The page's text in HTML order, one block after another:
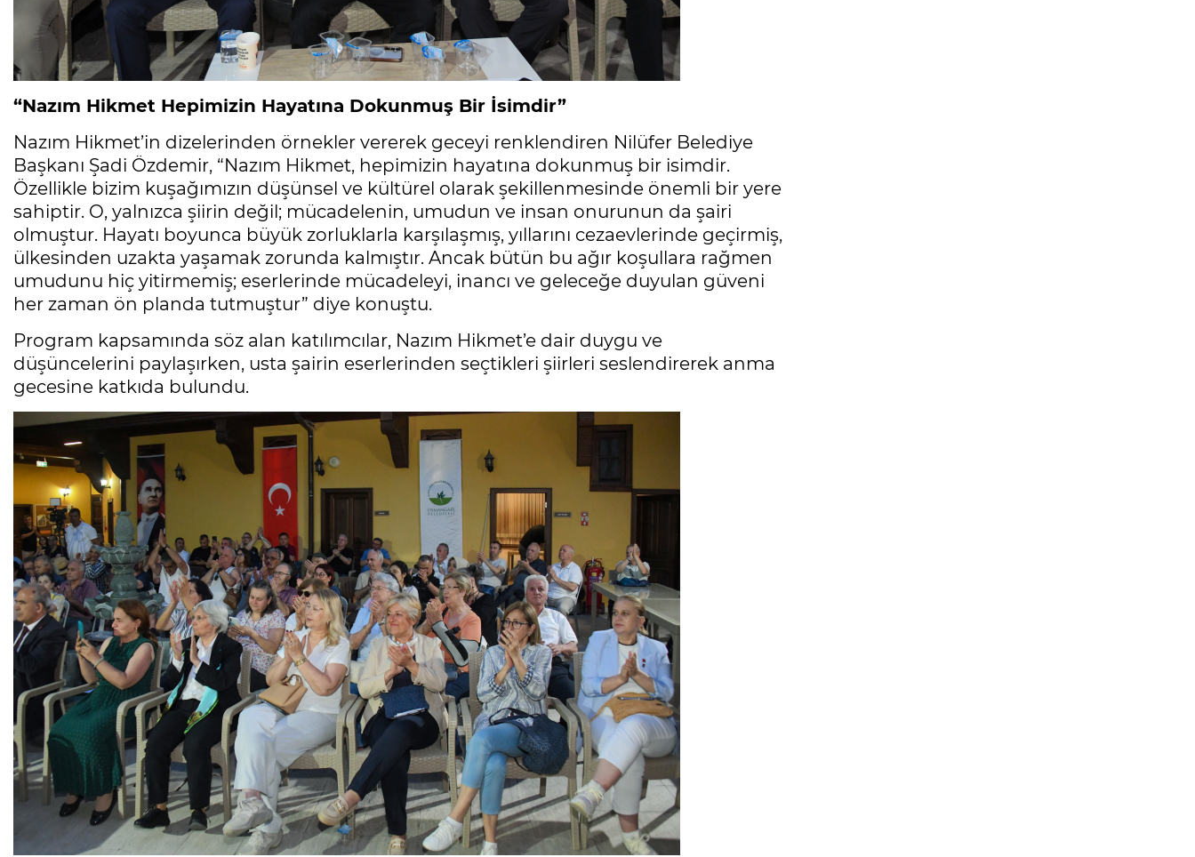
“Nazım Hikmet Hepimizin Hayatına Dokunmuş Bir İsimdir”
Nazım Hikmet’in dizelerinden örnekler vererek geceyi renklendiren Nilüfer Belediye
Başkanı Şadi Özdemir, “Nazım Hikmet, hepimizin hayatına dokunmuş bir isimdir.
Özellikle bizim kuşağımızın düşünsel ve kültürel olarak şekillenmesinde önemli bir yere
sahiptir. O, yalnızca şiirin değil; mücadelenin, umudun ve insan onurunun da şairi
olmuştur. Hayatı boyunca büyük zorluklarla karşılaşmış, yıllarını cezaevlerinde geçirmiş,
ülkesinden uzakta yaşamak zorunda kalmıştır. Ancak bütün bu ağır koşullara rağmen
umudunu hiç yitirmemiş; eserlerinde mücadeleyi, inancı ve geleceğe duyulan güveni
her zaman ön planda tutmuştur” diye konuştu.
Program kapsamında söz alan katılımcılar, Nazım Hikmet’e dair duygu ve
düşüncelerini paylaşırken, usta şairin eserlerinden seçtikleri şiirleri seslendirerek anma
gecesine katkıda bulundu.